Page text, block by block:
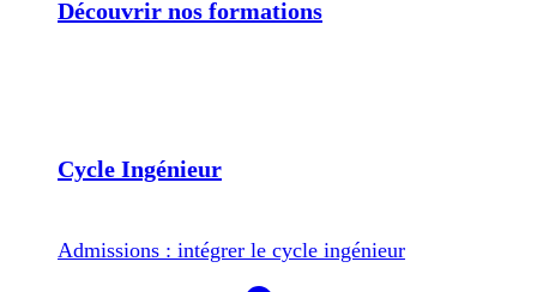
Découvrir nos formations
Cycle Ingénieur
Admissions : intégrer le cycle ingénieur